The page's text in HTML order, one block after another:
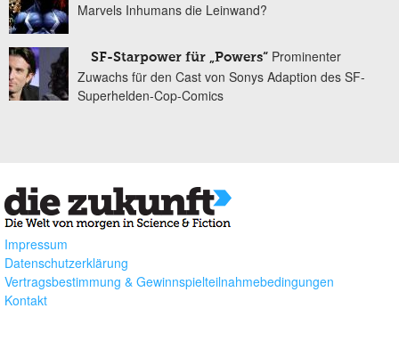
Marvels Inhumans die Leinwand?
SF-Starpower für „Powers“ Prominenter
Zuwachs für den Cast von Sonys Adaption des SF-
Superhelden-Cop-Comics
Impressum
Datenschutzerklärung
Vertragsbestimmung & Gewinnspielteilnahmebedingungen
Kontakt